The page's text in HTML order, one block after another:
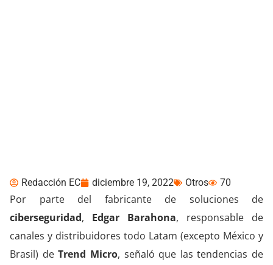
Redacción EC diciembre 19, 2022 Otros 70
Por parte del fabricante de soluciones de
ciberseguridad, Edgar Barahona, responsable de
canales y distribuidores todo Latam (excepto México y
Brasil) deTrend Micro, señaló que las tendencias de